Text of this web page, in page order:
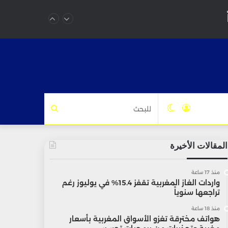
للبحث الوضعتسجيل
المقالات الأخيرة
منذ 17 ساعة
واردات الغاز المغربية تقفز 15.4% في يوليوز رغم
تراجعها سنوياً
منذ 18 ساعة
هواتف مخترقة تغزو الأسواق المغربية بأسعار